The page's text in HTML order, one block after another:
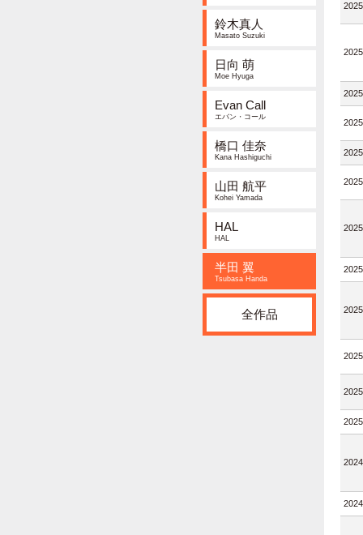
鈴木真人
Masato Suzuki
日向 萌
Moe Hyuga
Evan Call
エバン・コール
橋口 佳奈
Kana Hashiguchi
山田 航平
Kohei Yamada
HAL
HAL
半田 翼
Tsubasa Handa
全作品